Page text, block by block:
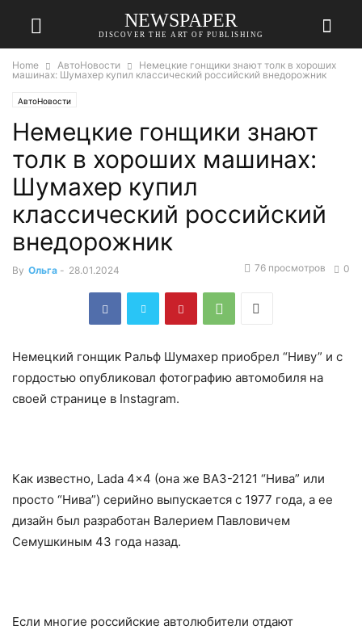
NEWSPAPER
DISCOVER THE ART OF PUBLISHING
Home АвтоНовости
Немецкие гонщики знают толк в хороших
машинах: Шумахер купил классический российский внедорожник
АвтоНовости
Немецкие гонщики знают
толк в хороших машинах:
Шумахер купил
классический российский
внедорожник
By Ольга - 28.01.2024 0
76 просмотров
Немецкий гонщик Ральф Шумахер приобрел “Ниву” и с
гордостью опубликовал фотографию автомобиля на
своей странице в Instagram.
Как известно, Lada 4×4 (она же ВАЗ-2121 “Нива” или
просто “Нива”) серийно выпускается с 1977 года, а ее
дизайн был разработан Валерием Павловичем
Семушкиным 43 года назад.
Если многие российские автолюбители отдают